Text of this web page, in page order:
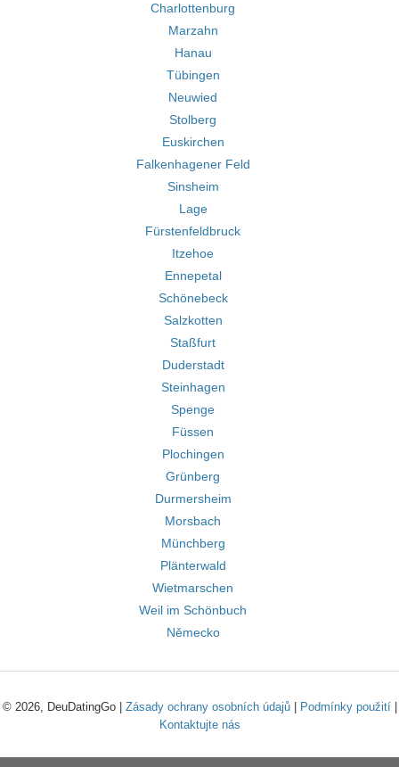
Charlottenburg
Marzahn
Hanau
Tübingen
Neuwied
Stolberg
Euskirchen
Falkenhagener Feld
Sinsheim
Lage
Fürstenfeldbruck
Itzehoe
Ennepetal
Schönebeck
Salzkotten
Staßfurt
Duderstadt
Steinhagen
Spenge
Füssen
Plochingen
Grünberg
Durmersheim
Morsbach
Münchberg
Plänterwald
Wietmarschen
Weil im Schönbuch
Německo
© 2026, DeuDatingGo | Zásady ochrany osobních údajů| Podmínky použití|
Kontaktujte nás